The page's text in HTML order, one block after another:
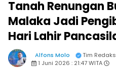
Tanah Renungan
Malaka Jadi
Hari Lahir
Alfons Molo
Tim
1 Juni 2026 : 21:47 WITA